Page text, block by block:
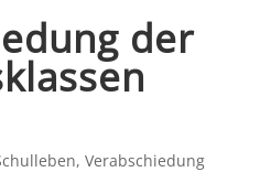
der
, Verabschiedung